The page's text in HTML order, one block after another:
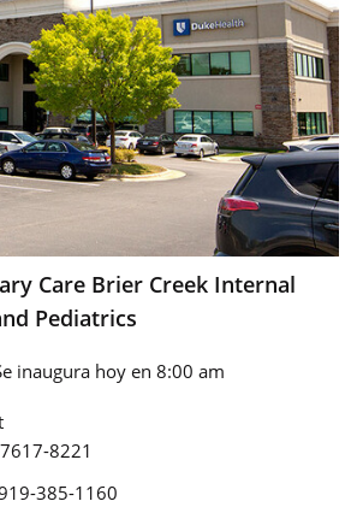
Care Brier Creek Internal
Pediatrics
inaugura hoy en 8:00 am
8221
385-1160